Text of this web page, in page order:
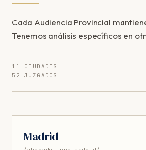
Cada Audiencia Provincial
Tenemos análisis específicos en
11 CIUDADES
52 JUZGADOS
Madrid